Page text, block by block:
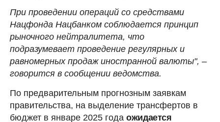
При проведении операций со средствами
Нацфонда Нацбанком соблюдается принцип
рыночного нейтралитета, что
подразумевает проведение регулярных и
равномерных продаж иностранной валюты", –
говорится в сообщении ведомства.
По предварительным прогнозным заявкам
правительства, на выделение трансфертов в
бюджет в январе 2025 года ожидается